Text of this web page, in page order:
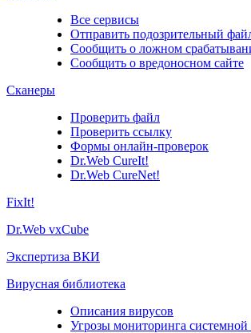
Все сервисы
Отправить подозрительный
Сообщить о ложном
Сообщить о вредоносном сайте
Сканеры
Проверить файл
Проверить ссылку
Формы онлайн-проверок
Dr.Web CureIt!
Dr.Web CureNet!
FixIt!
Dr.Web vxCube
Экспертиза ВКИ
Вирусная библиотека
Описания вирусов
Угрозы мониторинга системной